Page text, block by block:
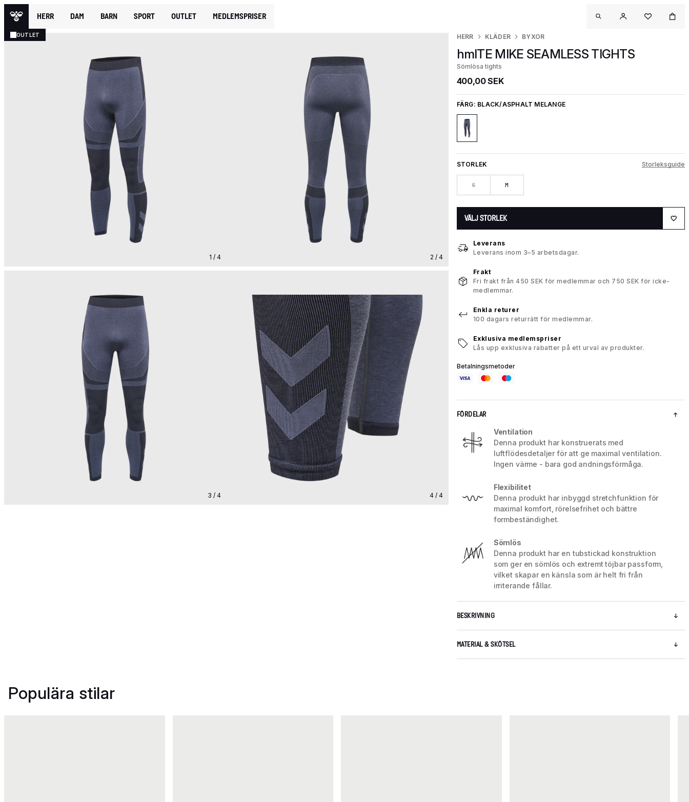
HERR DAM BARN SPORT OUTLET MEDLEMSPRISER
OUTLET
1 / 4 2 / 4
3 / 4 4 / 4
HERR KLÄDER BYXOR
hmlTE MIKE SEAMLESS TIGHTS
Sömlösa tights
400,00 SEK
FÄRG: BLACK/ASPHALT MELANGE
STORLEK Storleksguide
S M
VÄLJ STORLEK
Leverans
Leverans inom 3–5 arbetsdagar.
Frakt
Fri frakt från 450 SEK för medlemmar och 750 SEK för icke-
medlemmar.
Enkla returer
100 dagars returrätt för medlemmar.
Exklusiva medlemspriser
Lås upp exklusiva rabatter på ett urval av produkter.
Betalningsmetoder
FÖRDELAR
Ventilation
Denna produkt har konstruerats med
luftflödesdetaljer för att ge maximal ventilation.
Ingen värme - bara god andningsförmåga.
Flexibilitet
Denna produkt har inbyggd stretchfunktion för
maximal komfort, rörelsefrihet och bättre
formbeständighet.
Sömlös
Denna produkt har en tubstickad konstruktion
som ger en sömlös och extremt töjbar passform,
vilket skapar en känsla som är helt fri från
irriterande fållar.
BESKRIVNING
MATERIAL & SKÖTSEL
Populära stilar